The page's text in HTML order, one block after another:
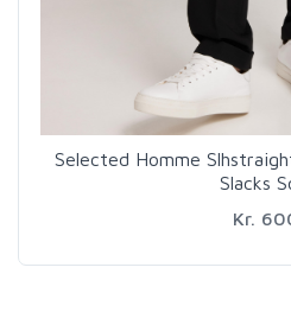
Selected Homme
Slacks
Kr.